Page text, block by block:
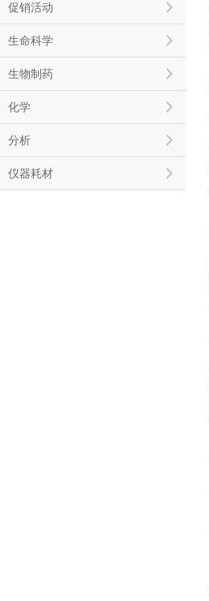
促销活动
生命科学
生物制药
化学
分析
仪器耗材